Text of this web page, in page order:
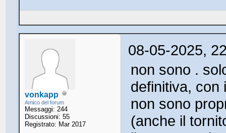
vonkapp
Amico del forum
Messaggi: 244
Discussioni: 55
Registrato: Mar 2017
08-05-2025,
non sono .
definitiva,
non sono
(anche il